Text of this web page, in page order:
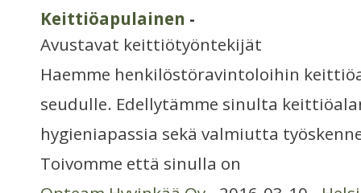
Keittiöapulainen -
Avustavat keittiötyöntekijät
Haemme henkilöstöravintoloihin
seudulle. Edellytämme sinulta
hygieniapassia sekä valmiutta
Toivomme että sinulla on